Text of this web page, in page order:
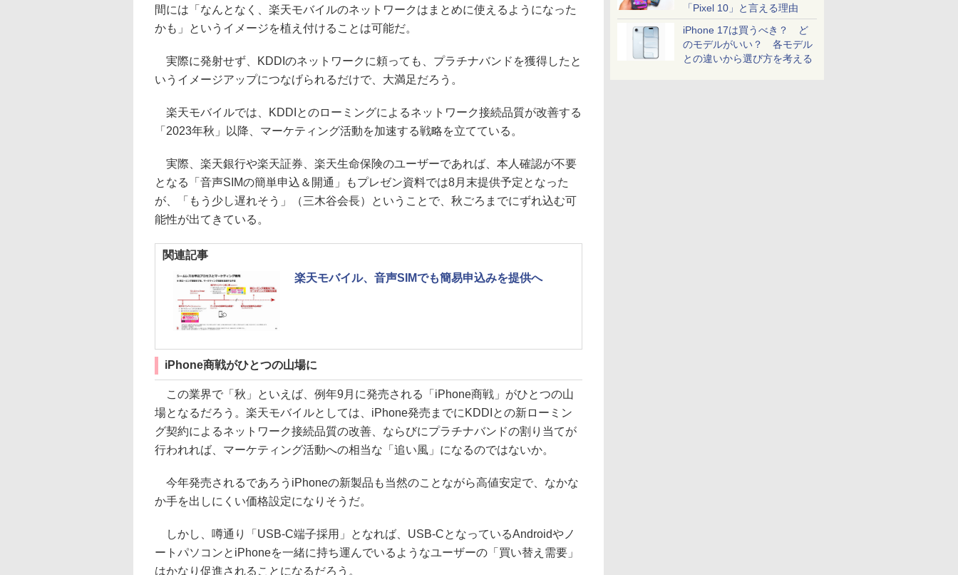
「Pixel 10」と言える理由
iPhone 17は買うべき？ ど
のモデルがいい？ 各モデル
との違いから選び方を考える
間には「なんとなく、楽天モバイルのネットワークはまとめに使えるようになった
かも」というイメージを植え付けることは可能だ。
実際に発射せず、KDDIのネットワークに頼っても、プラチナバンドを獲得したと
いうイメージアップにつなげられるだけで、大満足だろう。
楽天モバイルでは、KDDIとのローミングによるネットワーク接続品質が改善する
「2023年秋」以降、マーケティング活動を加速する戦略を立てている。
実際、楽天銀行や楽天証券、楽天生命保険のユーザーであれば、本人確認が不要
となる「音声SIMの簡単申込＆開通」もプレゼン資料では8月末提供予定となった
が、「もう少し遅れそう」（三木谷会長）ということで、秋ごろまでにずれ込む可
能性が出てきている。
関連記事
楽天モバイル、音声SIMでも簡易申込みを提供へ
iPhone商戦がひとつの山場に
この業界で「秋」といえば、例年9月に発売される「iPhone商戦」がひとつの山
場となるだろう。楽天モバイルとしては、iPhone発売までにKDDIとの新ローミン
グ契約によるネットワーク接続品質の改善、ならびにプラチナバンドの割り当てが
行われれば、マーケティング活動への相当な「追い風」になるのではないか。
今年発売されるであろうiPhoneの新製品も当然のことながら高値安定で、なかな
か手を出しにくい価格設定になりそうだ。
しかし、噂通り「USB-C端子採用」となれば、USB-CとなっているAndroidやノ
ートパソコンとiPhoneを一緒に持ち運んでいるようなユーザーの「買い替え需要」
はかなり促進されることになるだろう。